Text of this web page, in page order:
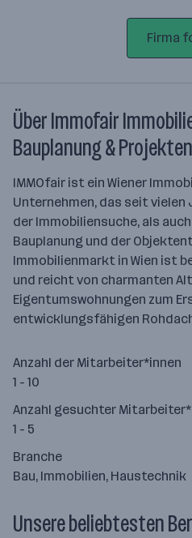
Firma
Über Immofair
Bauplanung &
IMMOfair ist ein Wiener
Unternehmen, das seit vielen
der Immobiliensuche, als
Bauplanung und der
Immobilienmarkt in Wien ist
und reicht von charmanten
Eigentumswohnungen zum
entwicklungsfähigen
Anzahl der Mitarbeiter*innen
1 - 10
Anzahl gesuchter
1 - 5
Branche
Bau, Immobilien, Haustechnik
Unsere beliebtesten